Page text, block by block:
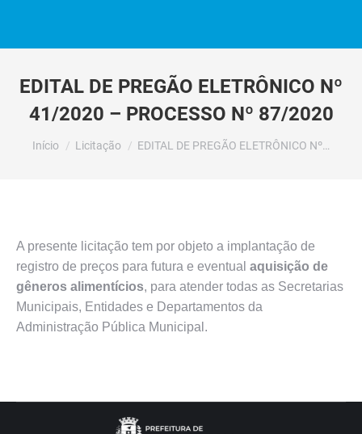
EDITAL DE PREGÃO ELETRÔNICO Nº
41/2020 – PROCESSO Nº 87/2020
Você está aqui:
Início Licitação EDITAL DE PREGÃO ELETRÔNICO Nº…
A presente licitação tem por objeto a implantação de
registro de preços para futura e eventual aquisição de
gêneros alimentícios, para atender todas as Secretarias
Municipais, Entidades e Departamentos da
Administração Pública Municipal.